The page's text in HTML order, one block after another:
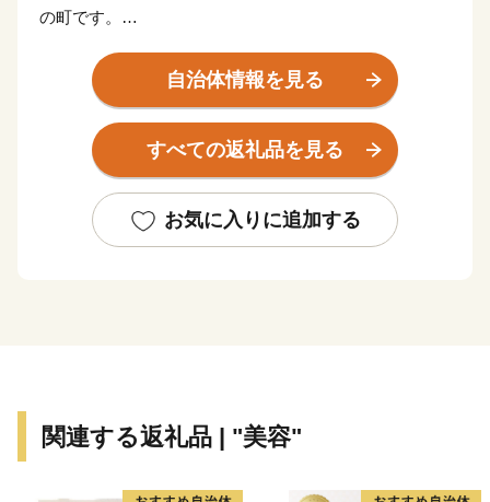
の町です。
マリンスポーツなどを楽しむことができます。
天然温「白子温泉」は、ヨウ素を含み、美肌や疲労回復
に効果があるといわれ、心と体に癒しを与えてくれま
自治体情報を見る
すべての返礼品を見る
お気に入りに追加する
関連する返礼品 | "美容"